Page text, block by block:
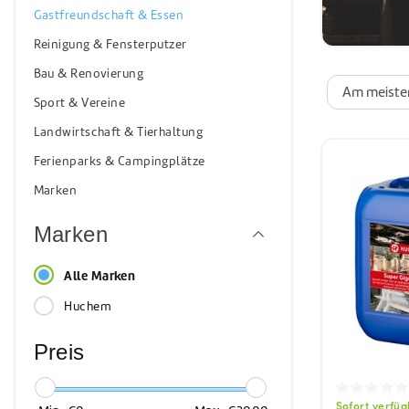
Gastfreundschaft & Essen
Reinigung & Fensterputzer
Bau & Renovierung
Sport & Vereine
Landwirtschaft & Tierhaltung
Ferienparks & Campingplätze
Marken
Marken
Alle Marken
Huchem
Preis
Sofort